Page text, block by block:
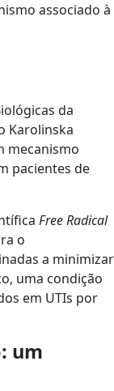
da
Karolinska
mecanismo
pacientes de
Free Radical
o
a minimizar
uma condição
em UTIs por
um